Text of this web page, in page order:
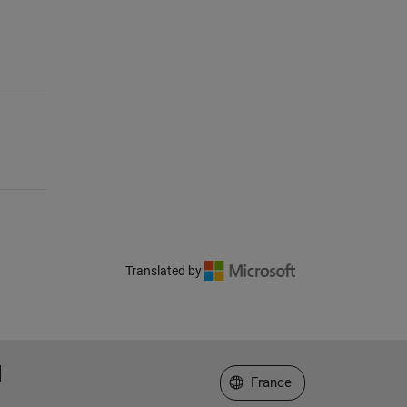
Translated by
Sélectionner un site web
France